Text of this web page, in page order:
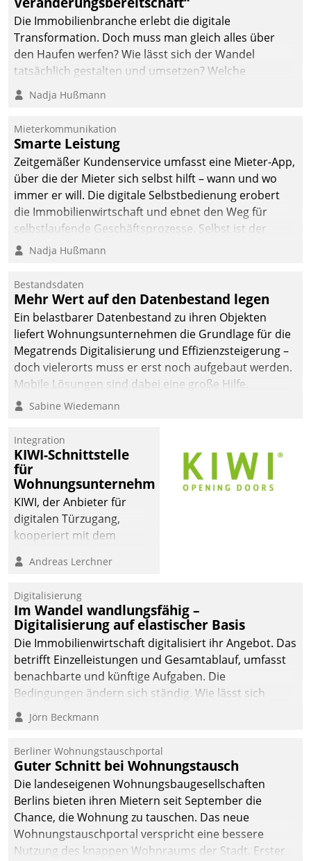
Die Immobilienbranche erlebt die digitale
Transformation. Doch muss man gleich alles über
den Haufen werfen? Wie lässt sich der Wandel
tatsächlich gestalten und umsetzen? Welche
Argumente zählen wirklich?
Nadja Hußmann
Mieterkommunikation
Smarte Leistung
Zeitgemäßer Kundenservice umfasst eine Mieter-App,
über die der Mieter sich selbst hilft – wann und wo
immer er will. Die digitale Selbstbedienung erobert
die Immobilienwirtschaft und ebnet den Weg für
selbstlaufende Geschäftsprozesse. Selbst ist der
Kunde und smart der Serviceanbieter.
Nadja Hußmann
Bestandsdaten
Mehr Wert auf den Datenbestand legen
Ein belastbarer Datenbestand zu ihren Objekten
liefert Wohnungsunternehmen die Grundlage für die
Megatrends Digitalisierung und Effizienzsteigerung –
doch vielerorts muss er erst noch aufgebaut werden.
Mobile Lösungen sind dabei eine große Hilfe.
Sabine Wiedemann
Integration
KIWI-Schnittstelle
für
Wohnungsunternehmen
KIWI, der Anbieter für
digitalen Türzugang,
kooperiert mit dem
Softwareentwicklungshaus
Andreas Lerchner
Digitalisierung
Im Wandel wandlungsfähig –
Digitalisierung auf elastischer Basis
Die Immobilienwirtschaft digitalisiert ihr Angebot. Das
betrifft Einzelleistungen und Gesamtablauf, umfasst
benachbarte und künftige Aufgaben. Die
Bedingungen ändern sich ständig. Wie lässt sich
technisch die Kontrolle wahren und zugleich Freiraum
fürs Wachsen öffnen?
Jörn Beckmann
Berliner Wohnungstauschportal
Guter Schnitt bei Wohnungstausch
Die landeseigenen Wohnungsbaugesellschaften
Berlins bieten ihren Mietern seit September die
Chance, die Wohnung zu tauschen. Das neue
Wohnungstauschportal verspricht eine bessere
Nutzung des knappen Wohnraums der Stadt. Erster